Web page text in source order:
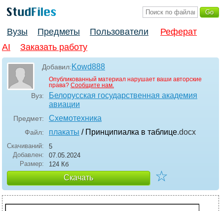
Вузы Предметы Пользователи
Реферат
AI
Заказать работу
Добавил:Kowd888
Опубликованный материал нарушает ваши авторские
права? Сообщите нам.
Вуз:
Белорусская государственная академия
авиации
Предмет: Схемотехника
Файл: плакаты / Принципиалка в таблице.docx
Скачиваний:
5
Добавлен:
07.05.2024
Размер:
124 Кб
Скачать ☆